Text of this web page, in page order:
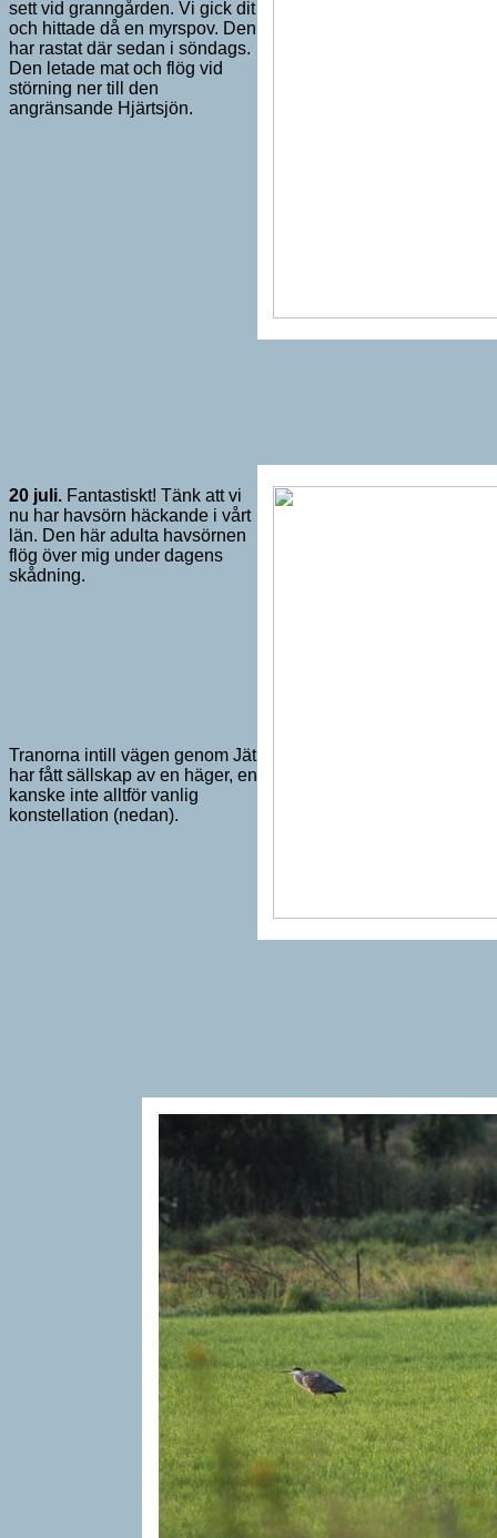
sett vid granngården. Vi gick dit
och hittade då en myrspov. Den
har rastat där sedan i söndags.
Den letade mat och flög vid
störning ner till den
angränsande Hjärtsjön.
20 juli. Fantastiskt! Tänk att vi
nu har havsörn häckande i vårt
län. Den här adulta havsörnen
flög över mig under dagens
skådning.
Tranorna intill vägen genom Jät
har fått sällskap av en häger, en
kanske inte alltför vanlig
konstellation (nedan).